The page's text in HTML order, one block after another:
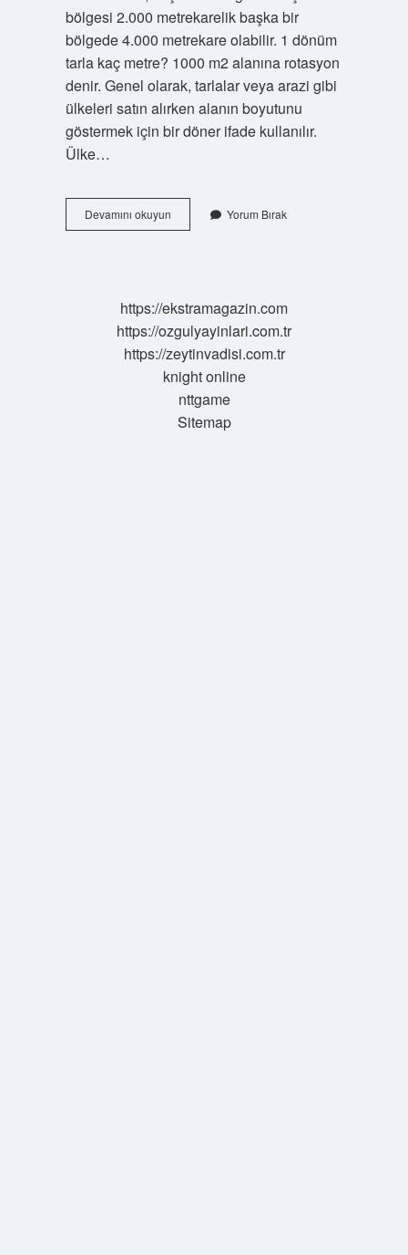
bölgesi 2.000 metrekarelik başka bir
bölgede 4.000 metrekare olabilir. 1 dönüm
tarla kaç metre? 1000 m2 alanına rotasyon
denir. Genel olarak, tarlalar veya arazi gibi
ülkeleri satın alırken alanın boyutunu
göstermek için bir döner ifade kullanılır.
Ülke…
Devamını okuyunDönümü
Ne
Yorum Bırak
https://ekstramagazin.com
https://ozgulyayinlari.com.tr
https://zeytinvadisi.com.tr
knight online
nttgame
Sitemap